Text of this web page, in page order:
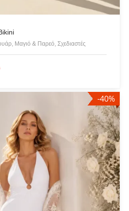
Μαγιό & Παρεό, Σχεδιαστές
-40%